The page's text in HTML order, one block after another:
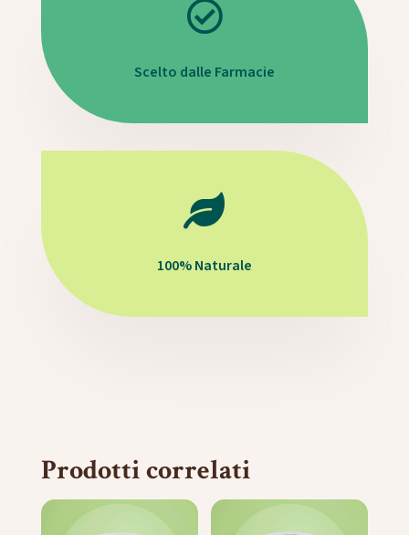

Scelto dalle Farmacie

100% Naturale
Prodotti correlati